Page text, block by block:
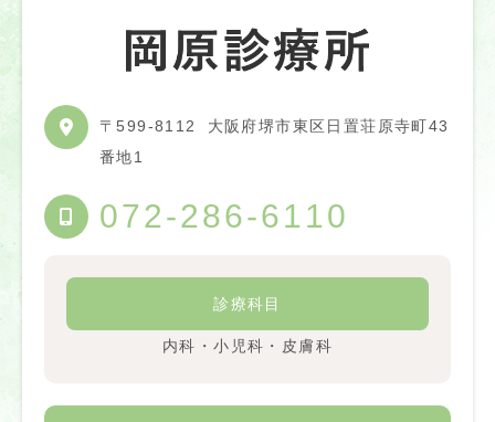
〒599-8112
大阪府堺市東区日置荘原寺町43
番地1
072-286-6110
診療科目
内科・小児科・皮膚科